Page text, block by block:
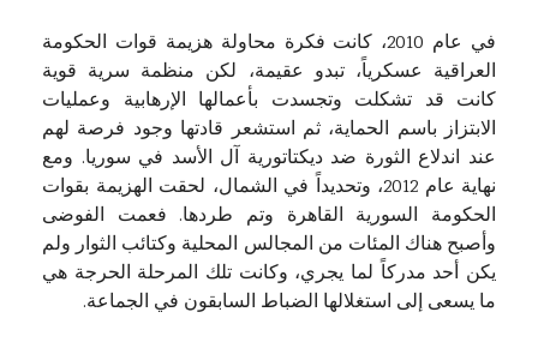
في عام 2010، كانت فكرة محاولة هزيمة قوات الحكومة
العراقية عسكرياً، تبدو عقيمة، لكن منظمة سرية قوية
كانت قد تشكلت وتجسدت بأعمالها الإرهابية وعمليات
الابتزاز باسم الحماية، ثم استشعر قادتها وجود فرصة لهم
عند اندلاع الثورة ضد ديكتاتورية آل الأسد في سوريا. ومع
نهاية عام 2012، وتحديداً في الشمال، لحقت الهزيمة بقوات
الحكومة السورية القاهرة وتم طردها. فعمت الفوضى
وأصبح هناك المئات من المجالس المحلية وكتائب الثوار ولم
يكن أحد مدركاً لما يجري، وكانت تلك المرحلة الحرجة هي
ما يسعى إلى استغلالها الضباط السابقون في الجماعة.